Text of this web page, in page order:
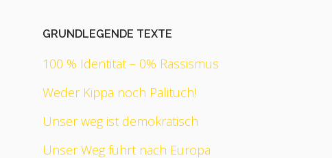
GRUNDLEGENDE TEXTE
100 % Identität – 0% Rassismus
Weder Kippa noch Palituch!
Unser weg ist demokratisch
Unser Weg führt nach Europa